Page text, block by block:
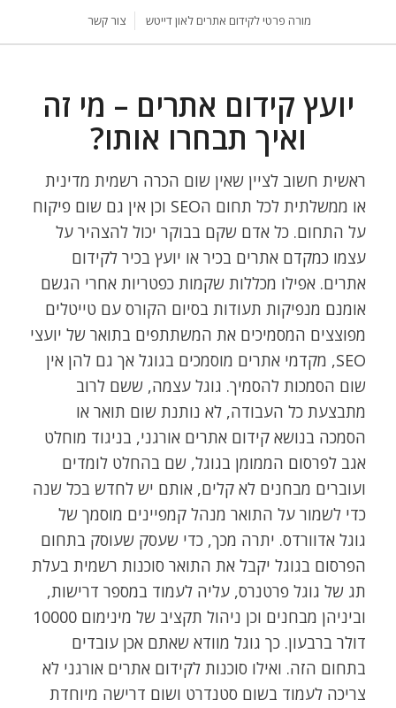
מורה פרטי לקידום אתרים לאון דייטש צור קשר
יועץ קידום אתרים – מי זה
ואיך תבחרו אותו?
ראשית חשוב לציין שאין שום הכרה רשמית מדינית
או ממשלתית לכל תחום הSEO וכן אין גם שום פיקוח
על התחום. כל אדם שקם בבוקר יכול להצהיר על
עצמו כמקדם אתרים בכיר או יועץ בכיר לקידום
אתרים. אפילו מכללות שקמות כפטריות אחרי הגשם
אומנם מנפיקות תעודות בסיום הקורס עם טייטלים
מפוצצים המסמיכים את המשתתפים בתואר של יועצי
SEO, מקדמי אתרים מוסמכים בגוגל אך גם להן אין
שום הסמכות להסמיך. גוגל עצמה, ששם לרוב
מתבצעת כל העבודה, לא נותנת שום תואר או
הסמכה בנושא קידום אתרים אורגני, בניגוד מוחלט
אגב לפרסום הממומן בגוגל, שם בהחלט לומדים
ועוברים מבחנים לא קלים, אותם יש לחדש בכל שנה
כדי לשמור על התואר מנהל קמפיינים מוסמך של
גוגל אדוורדס. יתרה מכך, כדי שעסק שעוסק בתחום
הפרסום בגוגל יקבל את התואר סוכנות רשמית בעלת
תג של גוגל פרטנרס, עליה לעמוד במספר דרישות,
וביניהן מבחנים וכן ניהול תקציב של מינימום 10000
דולר ברבעון. כך גוגל מוודא שאתם אכן עובדים
בתחום הזה. ואילו סוכנות לקידום אתרים אורגני לא
צריכה לעמוד בשום סטנדרט ושום דרישה מיוחדת